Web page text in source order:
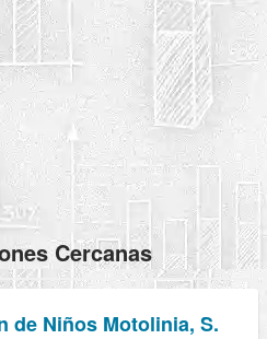
Cercanas
de Niños Motolinia, S.